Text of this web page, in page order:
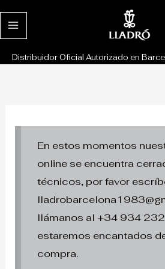
al
Distribuidor Oficial Autorizado en
En estos momentos
online se encuentra
técnicos, por favor
llámanos al +34 934
estaremos encantados
compra.